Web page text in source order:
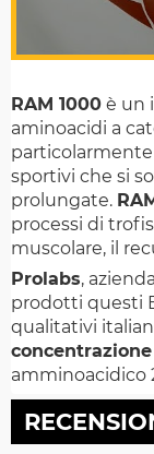
RAM 1000 è un
aminoacidi a
sportivi che si
prolungate.
processi di
muscolare, il
Prolabs,
prodotti questi
qualitativi
amminoacidico